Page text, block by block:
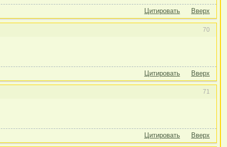
Цитировать Вверх
70
Цитировать Вверх
71
Цитировать Вверх